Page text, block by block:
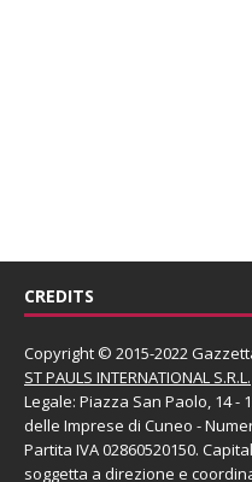
CREDITS
Copyright © 2015-2022
ST PAULS INTERNATIONAL S.R.L.
Legale: Piazza San Paolo, 14 -
delle Imprese di Cuneo -
Partita IVA 02860520150.
soggetta a direzione e